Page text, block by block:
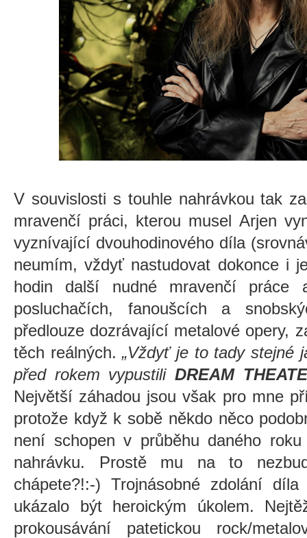
V souvislosti s touhle nahrávkou tak
mravenčí práci, kterou musel Arjen
vyznívající dvouhodinového díla
neumím, vždyť nastudovat dokonce i
hodin další nudné mravenčí práce
posluchačích, fanoušcích a
předlouze dozrávající metalové opery,
těch reálných.„Vždyť je to tady stejné
před rokem vypustiliDREAM
Největší záhadou jsou však pro mne
protože když k sobě někdo něco
není schopen v průběhu daného
nahrávku. Prostě mu na to
chápete?!:-) Trojnásobné zdolání
ukázalo být heroickým úkolem.
prokousávání patetickou rock/